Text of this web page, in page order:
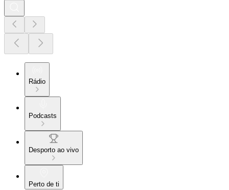
Rádio
Podcasts
Desporto ao vivo
Perto de ti